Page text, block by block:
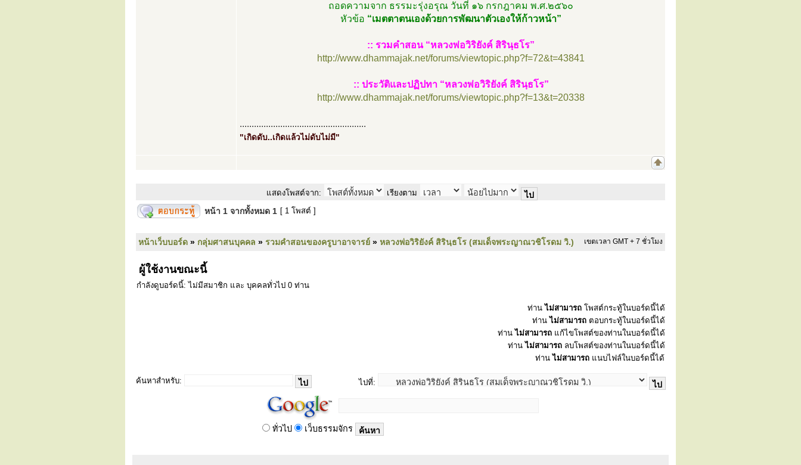
ถอดความจาก ธรรมะรุ่งอรุณ วันที่ ๑๖ กรกฎาคม พ.ศ.๒๕๖๐
หัวข้อ “เมตตาตนเองด้วยการพัฒนาตัวเองให้ก้าวหน้า”
:: รวมคำสอน “หลวงพ่อวิริยังค์ สิรินฺธโร”
http://www.dhammajak.net/forums/viewtopic.php?f=72&t=43841
:: ประวัติและปฏิปทา “หลวงพ่อวิริยังค์ สิรินฺธโร”
http://www.dhammajak.net/forums/viewtopic.php?f=13&t=20338
.....................................................
"เกิดดับ..เกิดแล้วไม่ดับไม่มี"
แสดงโพสต์จาก: เรียงตาม
หน้า 1 จากทั้งหมด 1 [ 1 โพสต์ ]
หน้าเว็บบอร์ด » กลุ่มศาสนบุคคล » รวมคำสอนของครูบาอาจารย์ » หลวงพ่อวิริยังค์ สิรินฺธโร (สมเด็จพระญาณวชิโรดม วิ.) เขตเวลา GMT + 7 ชั่วโมง
ผู้ใช้งานขณะนี้
กำลังดูบอร์ดนี้: ไม่มีสมาชิก และ บุคคลทั่วไป 0 ท่าน
ท่านไม่สามารถ โพสต์กระทู้ในบอร์ดนี้ได้
ท่านไม่สามารถ ตอบกระทู้ในบอร์ดนี้ได้
ท่านไม่สามารถ แก้ไขโพสต์ของท่านในบอร์ดนี้ได้
ท่านไม่สามารถ ลบโพสต์ของท่านในบอร์ดนี้ได้
ท่านไม่สามารถ แนบไฟล์ในบอร์ดนี้ได้
ค้นหาสำหรับ: ไปที่:
ทั่วไป เว็บธรรมจักร